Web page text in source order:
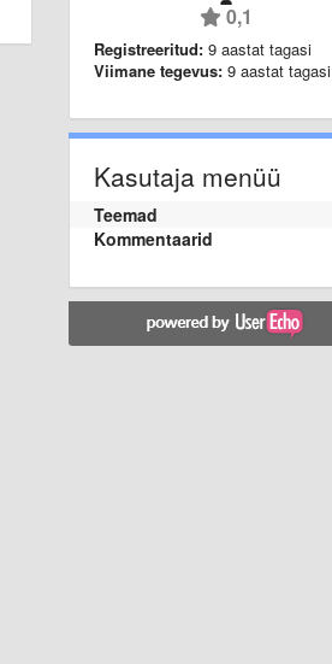
0,1
Registreeritud: 9 aastat tagasi
Viimane tegevus: 9 aastat tagasi
Kasutaja menüü
Teemad
Kommentaarid